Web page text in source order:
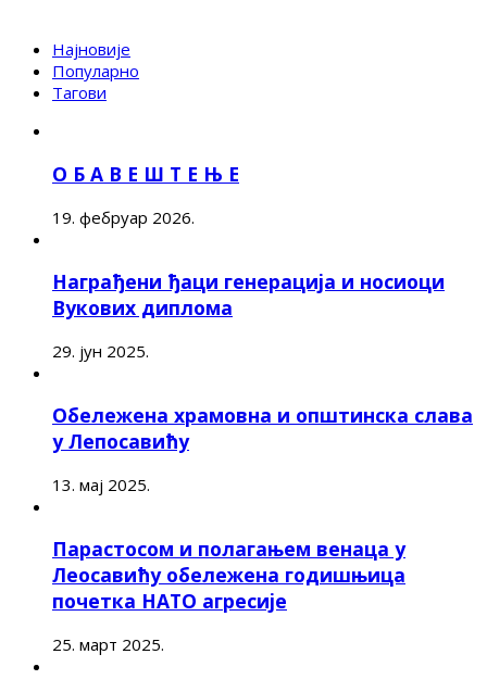
Најновије
Популарно
Тагови
О Б А В Е Ш Т Е Њ Е
19. фебруар 2026.
Награђени ђаци генерација и носиоци
Вукових диплома
29. јун 2025.
Обележена храмовна и општинска слава
у Лепосавићу
13. мај 2025.
Парастосом и полагањем венаца у
Леосавићу обележена годишњица
почетка НАТО агресије
25. март 2025.